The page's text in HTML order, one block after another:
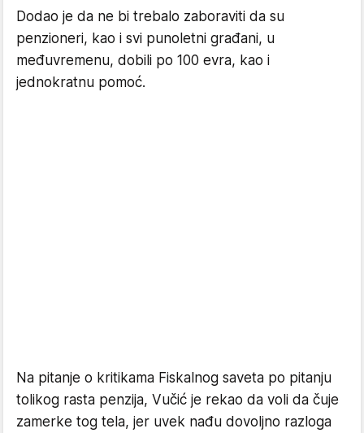
Dodao je da ne bi trebalo zaboraviti da su
penzioneri, kao i svi punoletni građani, u
međuvremenu, dobili po 100 evra, kao i
jednokratnu pomoć.
Na pitanje o kritikama Fiskalnog saveta po pitanju
tolikog rasta penzija, Vučić je rekao da voli da čuje
zamerke tog tela, jer uvek nađu dovoljno razloga